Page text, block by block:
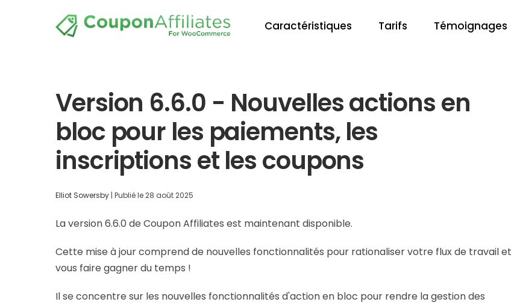
Caractéristiques Tarifs Témoignages
Version 6.6.0 - Nouvelles actions en
bloc pour les paiements, les
inscriptions et les coupons
Elliot Sowersby | Publié le28 août 2025
La version 6.6.0 de Coupon Affiliates est maintenant disponible.
Cette mise à jour comprend de nouvelles fonctionnalités pour rationaliser votre flux de travail et
vous faire gagner du temps !
Il se concentre sur les nouvelles fonctionnalités d'action en bloc pour rendre la gestion des